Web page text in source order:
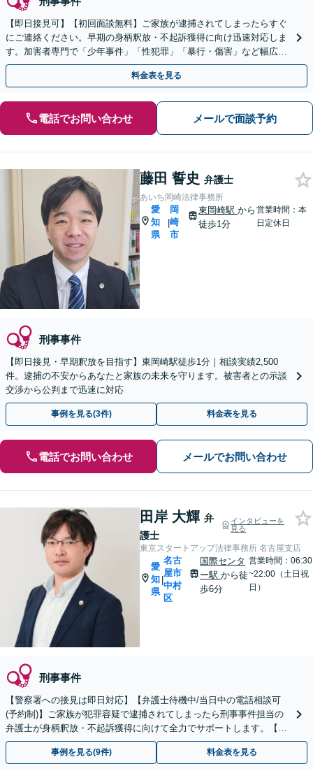
【即日接見可】【初回面談無料】ご家族が逮捕されてしまったらすぐ
にご連絡ください。早期の身柄釈放・不起訴獲得に向け迅速対応しま
す。加害者専門で「少年事件」「性犯罪」「暴行・傷害」など幅広く
対応【夜間休日・WEB面談・出張相談・岡崎周辺も対応】
料金表を見る
電話でお問い合わせ メールで面談予約
藤田 誓史 弁護士
あいち岡崎法律事務所
愛
知
県
|
岡
崎
市
東岡崎駅 から
徒歩1分
営業時間：本
日定休日
刑事事件
【即日接見・早期釈放を目指す】東岡崎駅徒歩1分｜相談実績2,500
件。逮捕の不安からあなたと家族の未来を守ります。被害者との示談
交渉から公判まで迅速に対応
事例を見る(3件) 料金表を見る
電話でお問い合わせ メールでお問い合わせ
田岸 大輝 弁
護士
インタビューを
見る
東京スタートアップ法律事務所 名古屋支店
愛
知
県
|
名古
屋市
中村
区
国際センタ
ー駅から徒
歩6分
営業時間：06:30
~22:00（土日祝
日）
刑事事件
【警察署への接見は即日対応】【弁護士待機中/当日中の電話相談可
(予約制)】ご家族が犯罪容疑で逮捕されてしまったら刑事事件担当の
弁護士が身柄釈放・不起訴獲得に向けて全力でサポートします。【毎
月100名以上の相談実績】【愛知エリア対応】
事例を見る(9件) 料金表を見る